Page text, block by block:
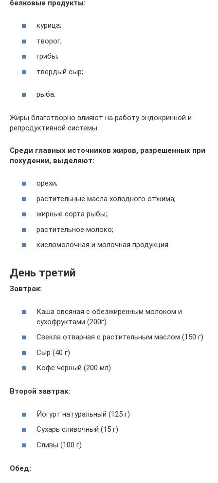
белковые продукты:
курица;
творог;
грибы;
твердый сыр;
рыба.
Жиры благотворно влияют на работу эндокринной и
репродуктивной системы.
Среди главных источников жиров, разрешенных при
похудении, выделяют:
орехи;
растительные масла холодного отжима;
жирные сорта рыбы;
растительное молоко;
кисломолочная и молочная продукция.
День третий
Завтрак:
Каша овсяная с обезжиренным молоком и
сухофруктами (200г)
Свекла отварная с растительным маслом (150 г)
Сыр (40 г)
Кофе черный (200 мл)
Второй завтрак:
Йогурт натуральный (125 г)
Сухарь сливочный (15 г)
Сливы (100 г)
Обед: